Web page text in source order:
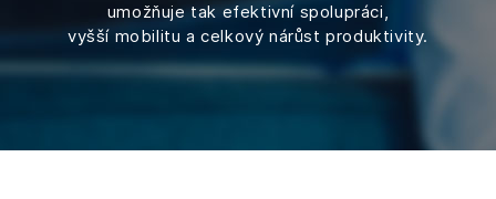
umožňuje tak efektivní spolupráci,
vyšší mobilitu a celkový nárůst produktivity.